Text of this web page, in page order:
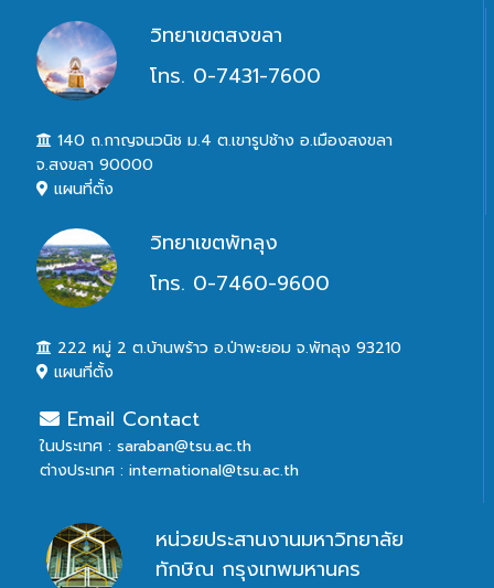
วิทยาเขตสงขลา
โทร. 0-7431-7600
140 ถ.กาญจนวนิช ม.4 ต.เขารูปช้าง อ.เมืองสงขลา
จ.สงขลา 90000
แผนที่ตั้ง
วิทยาเขตพัทลุง
โทร. 0-7460-9600
222 หมู่ 2 ต.บ้านพร้าว อ.ป่าพะยอม จ.พัทลุง 93210
แผนที่ตั้ง
Email Contact
ในประเทศ : saraban@tsu.ac.th
ต่างประเทศ : international@tsu.ac.th
หน่วยประสานงานมหาวิทยาลัย
ทักษิณ กรุงเทพมหานคร